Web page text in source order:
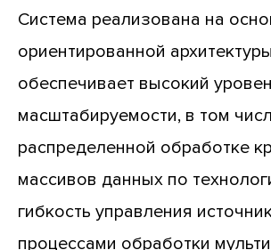
Система реализована на
ориентированной
обеспечивает высокий
масштабируемости, в том
распределенной обработке
массивов данных по
гибкость управления
процессами обработки